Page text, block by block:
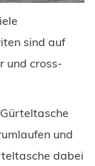
sind auf
und cross-
und
dabei